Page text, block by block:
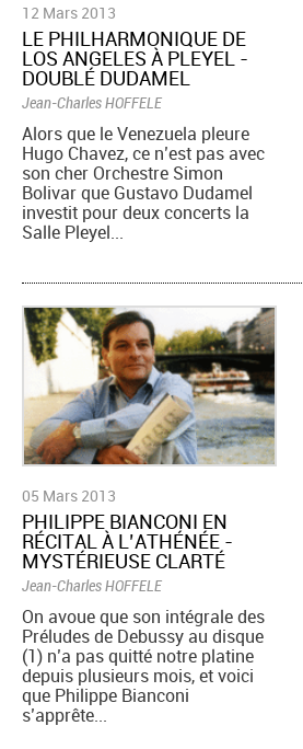
12 Mars 2013
LE PHILHARMONIQUE DE
LOS ANGELES À PLEYEL -
DOUBLÉ DUDAMEL
Jean-Charles HOFFELE
Alors que le Venezuela pleure
Hugo Chavez, ce n’est pas avec
son cher Orchestre Simon
Bolivar que Gustavo Dudamel
investit pour deux concerts la
Salle Pleyel...
05 Mars 2013
PHILIPPE BIANCONI EN
RÉCITAL À L’ATHÉNÉE -
MYSTÉRIEUSE CLARTÉ
Jean-Charles HOFFELE
On avoue que son intégrale des
Préludes de Debussy au disque
(1) n’a pas quitté notre platine
depuis plusieurs mois, et voici
que Philippe Bianconi
s’apprête...